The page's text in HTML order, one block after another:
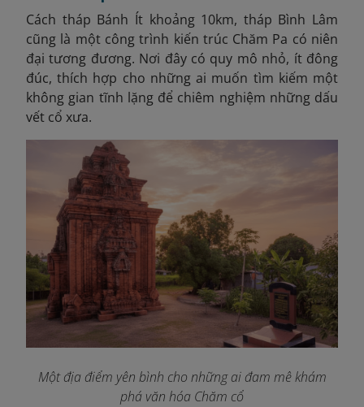
Cách tháp Bánh Ít khoảng 10km, tháp Bình Lâm
cũng là một công trình kiến trúc Chăm Pa có niên
đại tương đương. Nơi đây có quy mô nhỏ, ít đông
đúc, thích hợp cho những ai muốn tìm kiếm một
không gian tĩnh lặng để chiêm nghiệm những dấu
vết cổ xưa.
Một địa điểm yên bình cho những ai đam mê khám
phá văn hóa Chăm cổ